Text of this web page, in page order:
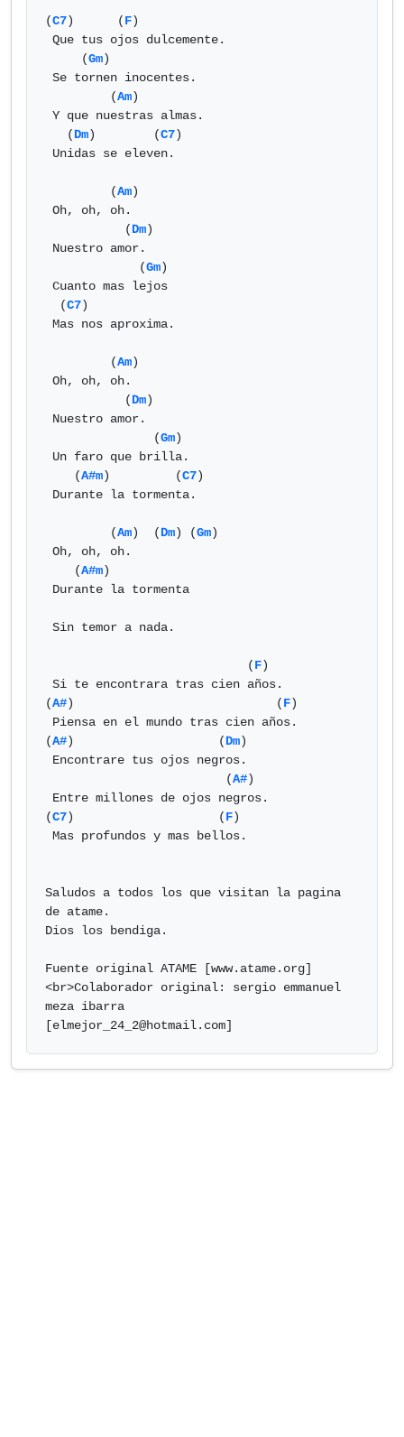
(C7)      (F)
     (
Gm)
         (
Am)
   (
Dm)        (C7)
         (
Am)
           (
Dm)
             (
Gm)
  (
C7)
         (
Am)
           (
Dm)
               (
Gm)
    (
A#m)         (C7)
         (
Am)  (Dm) (Gm)
    (
A#m)
                            (
F)
(A#)                            (F)
(A#)                    (Dm)
                         (
A#)
(C7)                    (F)
Saludos a todos los que visitan la pagina
de atame.
Dios los bendiga.
Fuente original ATAME [www.atame.org]
<br>Colaborador original: sergio emmanuel
meza ibarra
[elmejor_24_2@hotmail.com]